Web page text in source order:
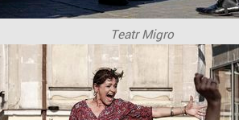
Teatr Migro